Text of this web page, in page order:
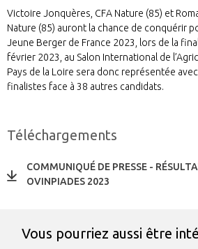
Victoire Jonquères, CFA Nature (85) et
Nature (85) auront la chance de conquérir
Jeune Berger de France 2023, lors de la
février 2023, au Salon International de
Pays de la Loire sera donc représentée
finalistes face à 38 autres candidats.
Téléchargements
COMMUNIQUÉ DE PRESSE -
OVINPIADES 2023
Vous pourriez aussi être